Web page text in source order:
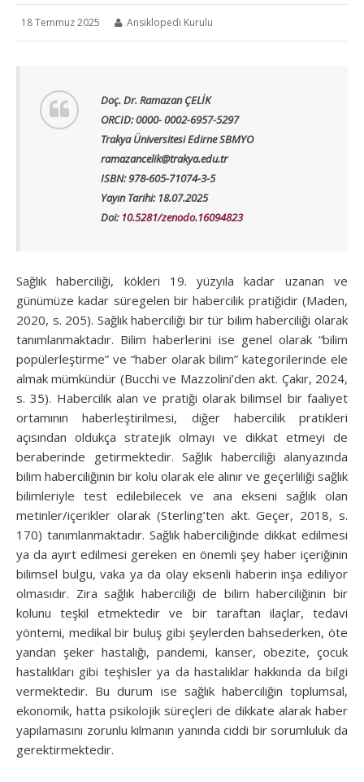
18 Temmuz 2025 Ansiklopedi Kurulu
Doç. Dr. Ramazan ÇELİK
ORCID: 0000- 0002-6957-5297
Trakya Üniversitesi Edirne SBMYO
ramazancelik@trakya.edu.tr
ISBN: 978-605-71074-3-5
Yayın Tarihi: 18.07.2025
Doi: 10.5281/zenodo.16094823
Sağlık haberciliği, kökleri 19. yüzyıla kadar uzanan ve
günümüze kadar süregelen bir habercilik pratiğidir (Maden,
2020, s. 205). Sağlık haberciliği bir tür bilim haberciliği olarak
tanımlanmaktadır. Bilim haberlerini ise genel olarak “bilim
popülerleştirme” ve “haber olarak bilim” kategorilerinde ele
almak mümkündür (Bucchi ve Mazzolini’den akt. Çakır, 2024,
s. 35). Habercilik alan ve pratiği olarak bilimsel bir faaliyet
ortamının haberleştirilmesi, diğer habercilik pratikleri
açısından oldukça stratejik olmayı ve dikkat etmeyi de
beraberinde getirmektedir. Sağlık haberciliği alanyazında
bilim haberciliğinin bir kolu olarak ele alınır ve geçerliliği sağlık
bilimleriyle test edilebilecek ve ana ekseni sağlık olan
metinler/içerikler olarak (Sterling’ten akt. Geçer, 2018, s.
170) tanımlanmaktadır. Sağlık haberciliğinde dikkat edilmesi
ya da ayırt edilmesi gereken en önemli şey haber içeriğinin
bilimsel bulgu, vaka ya da olay eksenli haberin inşa ediliyor
olmasıdır. Zira sağlık haberciliği de bilim haberciliğinin bir
kolunu teşkil etmektedir ve bir taraftan ilaçlar, tedavi
yöntemi, medikal bir buluş gibi şeylerden bahsederken, öte
yandan şeker hastalığı, pandemi, kanser, obezite, çocuk
hastalıkları gibi teşhisler ya da hastalıklar hakkında da bilgi
vermektedir. Bu durum ise sağlık haberciliğin toplumsal,
ekonomik, hatta psikolojik süreçleri de dikkate alarak haber
yapılamasını zorunlu kılmanın yanında ciddi bir sorumluluk da
gerektirmektedir.